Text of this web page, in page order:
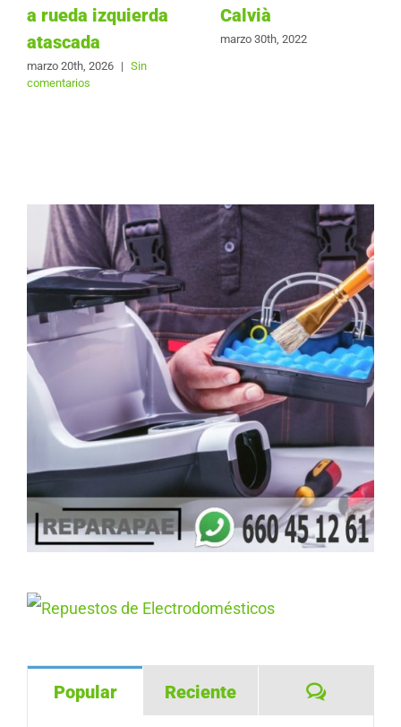
a rueda izquierda
atascada
marzo 20th, 2026 | Sin
comentarios
Calvià
marzo 30th, 2022
Popular Reciente